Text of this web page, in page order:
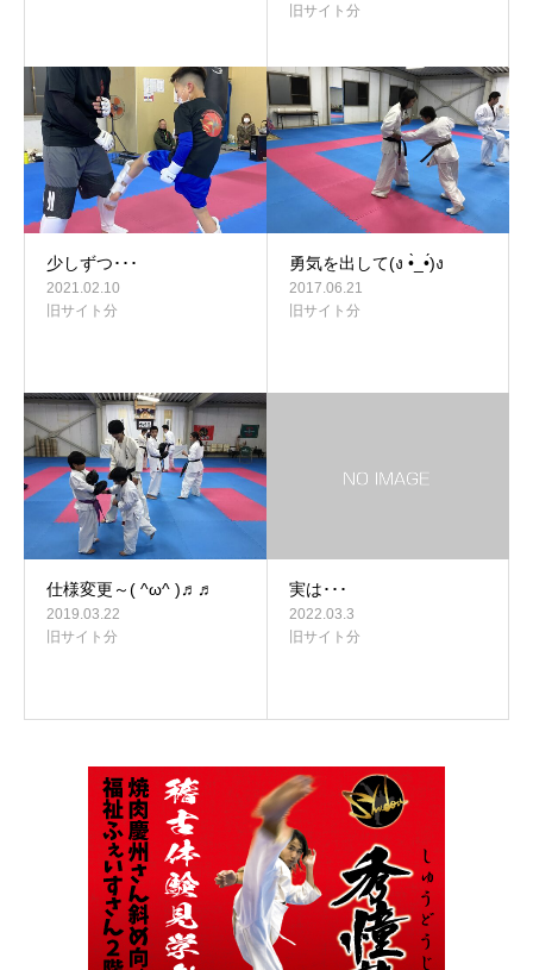
旧サイト分
少しずつ･･･
2021.02.10
旧サイト分
勇気を出して(ง •̀_•́)ง
2017.06.21
旧サイト分
仕様変更～( ^ω^ )♬♬
2019.03.22
旧サイト分
実は･･･
2022.03.3
旧サイト分